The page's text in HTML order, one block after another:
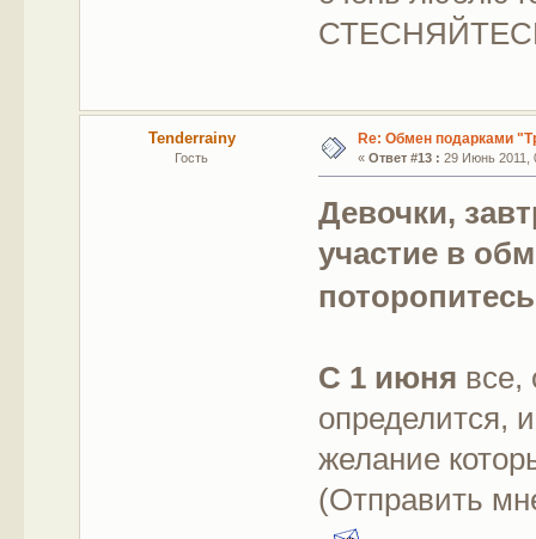
Tenderrainy
Гость
Re: Обмен подарками
« Ответ #13 : 29 Июнь 2011,
Девочки,
участие в
С 1 июня все,
определится,
желание
(Отправить